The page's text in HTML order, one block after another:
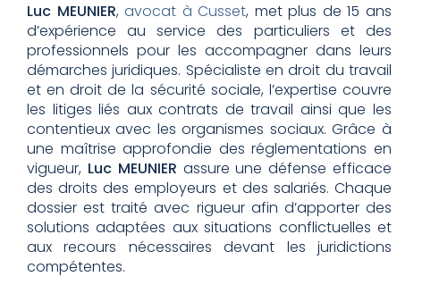
Luc MEUNIER,avocat à Cusset, met plus de 15 ans
d’expérience au service des particuliers et des
professionnels pour les accompagner dans leurs
démarches juridiques. Spécialiste en droit du travail
et en droit de la sécurité sociale, l’expertise couvre
les litiges liés aux contrats de travail ainsi que les
contentieux avec les organismes sociaux. Grâce à
une maîtrise approfondie des réglementations en
vigueur, Luc MEUNIER assure une défense efficace
des droits des employeurs et des salariés. Chaque
dossier est traité avec rigueur afin d’apporter des
solutions adaptées aux situations conflictuelles et
aux recours nécessaires devant les juridictions
compétentes.